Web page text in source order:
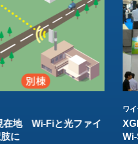
在地 Wi-Fiと光ファイ
に
ワ